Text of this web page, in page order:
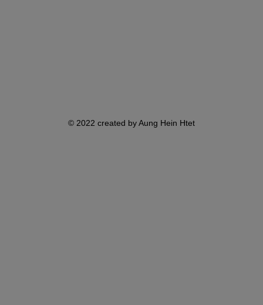
© 2022 created by Aung Hein Htet